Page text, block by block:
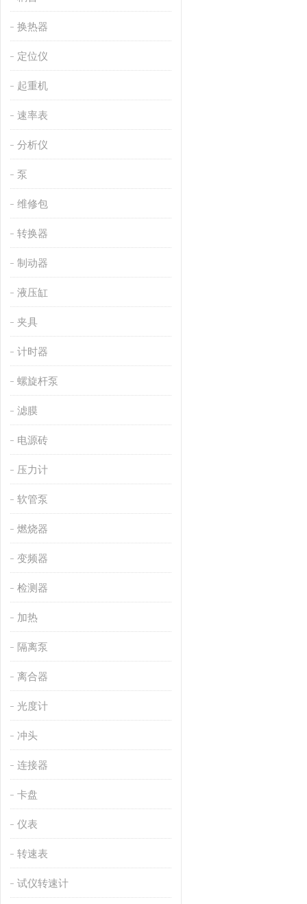
换热器
定位仪
起重机
速率表
分析仪
泵
维修包
转换器
制动器
液压缸
夹具
计时器
螺旋杆泵
滤膜
电源砖
压力计
软管泵
燃烧器
变频器
检测器
加热
隔离泵
离合器
光度计
冲头
连接器
卡盘
仪表
转速表
试仪转速计